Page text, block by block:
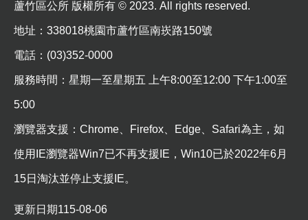
竹
區
紹
訊
息
公
告
活
民
蘆竹區公所 版權所有 © 2023. All rights reserved.
地址 ：338018桃園市蘆竹區南崁路150號
電話：(03)352-0000
服務時間：星期一至星期五 上午8:00至12:00 下午1:00至
5:00
瀏覽器支援：Chrome、Firefox、Edge、Safari為主，如
使用IE瀏覽器Win7已不再支援IE，Win10已於2022年6月
15日淘汰並停止支援IE。
更新日期115-08-06